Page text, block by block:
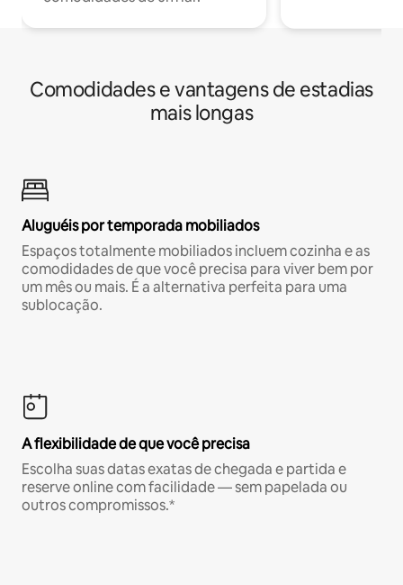
Comodidades e vantagens de estadias
mais longas
Aluguéis por temporada mobiliados
Espaços totalmente mobiliados incluem cozinha e as
comodidades de que você precisa para viver bem por
um mês ou mais. É a alternativa perfeita para uma
sublocação.
A flexibilidade de que você precisa
Escolha suas datas exatas de chegada e partida e
reserve online com facilidade — sem papelada ou
outros compromissos.*